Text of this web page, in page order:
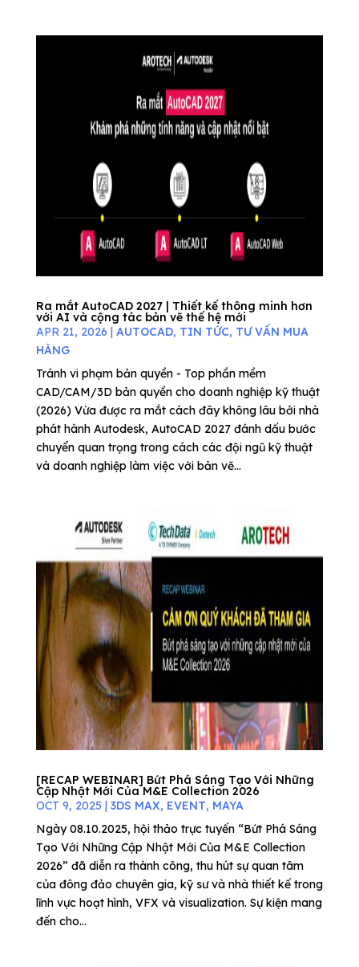
Ra mắt AutoCAD 2027 | Thiết kế thông minh hơn
với AI và cộng tác bản vẽ thế hệ mới
APR 21, 2026 | AUTOCAD, TIN TỨC, TƯ VẤN MUA
HÀNG
Tránh vi phạm bản quyền - Top phần mềm
CAD/CAM/3D bản quyền cho doanh nghiệp kỹ thuật
(2026) Vừa được ra mắt cách đây không lâu bởi nhà
phát hành Autodesk, AutoCAD 2027 đánh dấu bước
chuyển quan trọng trong cách các đội ngũ kỹ thuật
và doanh nghiệp làm việc với bản vẽ...
[RECAP WEBINAR] Bứt Phá Sáng Tạo Với Những
Cập Nhật Mới Của M&E Collection 2026
OCT 9, 2025 | 3DS MAX, EVENT, MAYA
Ngày 08.10.2025, hội thảo trực tuyến “Bứt Phá Sáng
Tạo Với Những Cập Nhật Mới Của M&E Collection
2026” đã diễn ra thành công, thu hút sự quan tâm
của đông đảo chuyên gia, kỹ sư và nhà thiết kế trong
lĩnh vực hoạt hình, VFX và visualization. Sự kiện mang
đến cho...